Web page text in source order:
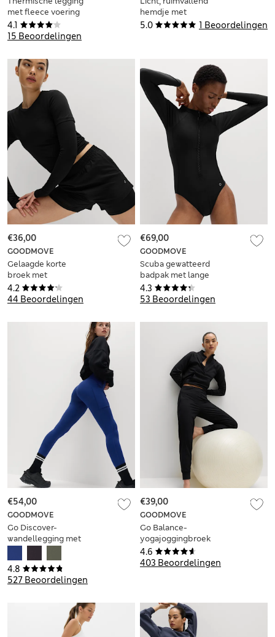
4.1
15 Beoordelingen
met fleece voering
en hoge taille
5.0 1 Beoordelingen
hemdje met
structuur
4.2
44 Beoordelingen
GOODMOVE
Gelaagde korte
broek met
Stormwear™
€36,00
4.3
53 Beoordelingen
GOODMOVE
Scuba gewatteerd
badpak met lange
mouwen
€69,00
4.8
527 Beoordelingen
GOODMOVE
Go Discover-
wandellegging met
€54,00
4.6
403 Beoordelingen
GOODMOVE
Go Balance-
yogajoggingbroek
met boordjes
€39,00